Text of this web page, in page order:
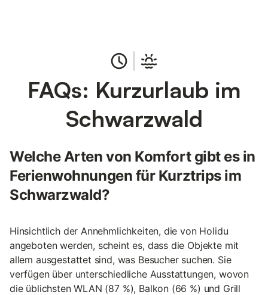
FAQs: Kurzurlaub im
Schwarzwald
Welche Arten von Komfort gibt es in
Ferienwohnungen für Kurztrips im
Schwarzwald?
Hinsichtlich der Annehmlichkeiten, die von Holidu
angeboten werden, scheint es, dass die Objekte mit
allem ausgestattet sind, was Besucher suchen. Sie
verfügen über unterschiedliche Ausstattungen, wovon
die üblichsten WLAN (87 %), Balkon (66 %) und Grill